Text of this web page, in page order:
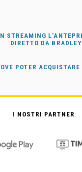
STREAMING
DIRETTO DA
POTER
I NOSTRI PARTNER